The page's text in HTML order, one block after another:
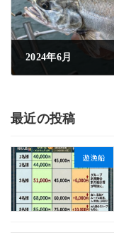
2024年6月
最近の投稿
遊漁船